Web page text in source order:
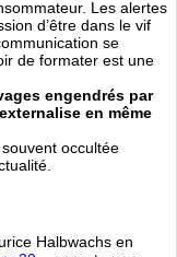
Les alertes
d’être dans le vif
se
de formater est une
engendrés par
en même
occultée
Halbwachs en